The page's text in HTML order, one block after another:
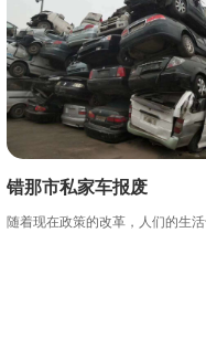
错那市私家车报废